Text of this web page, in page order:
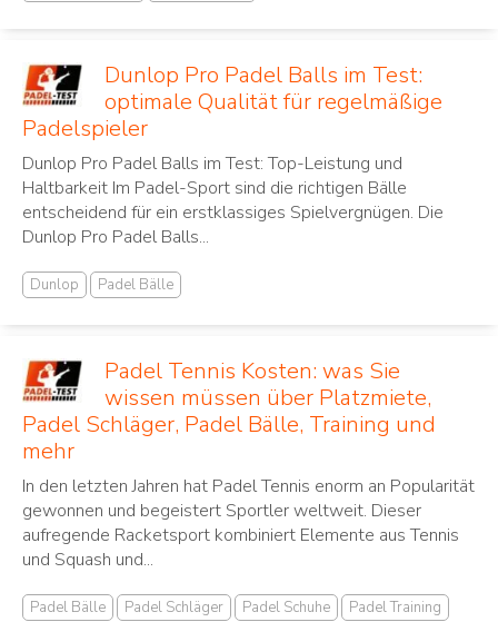
Dunlop Pro Padel Balls im Test:
optimale Qualität für regelmäßige
Padelspieler
Dunlop Pro Padel Balls im Test: Top-Leistung und
Haltbarkeit Im Padel-Sport sind die richtigen Bälle
entscheidend für ein erstklassiges Spielvergnügen. Die
Dunlop Pro Padel Balls...
Dunlop Padel Bälle
Padel Tennis Kosten: was Sie
wissen müssen über Platzmiete,
Padel Schläger, Padel Bälle, Training und
mehr
In den letzten Jahren hat Padel Tennis ‌enorm an Popularität⁢
gewonnen und begeistert Sportler ⁤weltweit. Dieser⁤
aufregende Racketsport ⁣kombiniert Elemente aus Tennis
und Squash und...
Padel Bälle Padel Schläger Padel Schuhe Padel Training